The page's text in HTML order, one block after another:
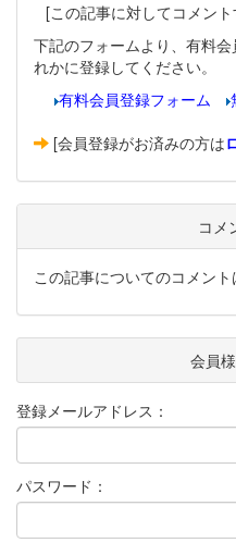
[この記事に対してコメン
下記のフォームより、有料
れかに登録してください。
有料会員登録フォーム
[会員登録がお済みの方は
コメ
この記事についてのコメント
会員
登録メールアドレス：
パスワード：